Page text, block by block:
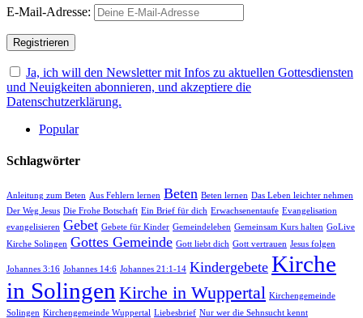
E-Mail-Adresse:
Ja, ich will den Newsletter mit Infos zu aktuellen Gottesdiensten
und Neuigkeiten abonnieren, und akzeptiere die
Datenschutzerklärung.
Popular
Schlagwörter
Anleitung zum Beten Aus Fehlern lernen Beten Beten lernen Das Leben leichter nehmen
Der Weg Jesus Die Frohe Botschaft Ein Brief für dich Erwachsenentaufe Evangelisation
evangelisieren Gebet Gebete für Kinder Gemeindeleben Gemeinsam Kurs halten GoLive
Kirche Solingen Gottes Gemeinde Gott liebt dich Gott vertrauen Jesus folgen
Johannes 3:16 Johannes 14:6 Johannes 21:1-14 Kindergebete Kirche
in Solingen Kirche in Wuppertal Kirchengemeinde
Solingen Kirchengemeinde Wuppertal Liebesbrief Nur wer die Sehnsucht kennt